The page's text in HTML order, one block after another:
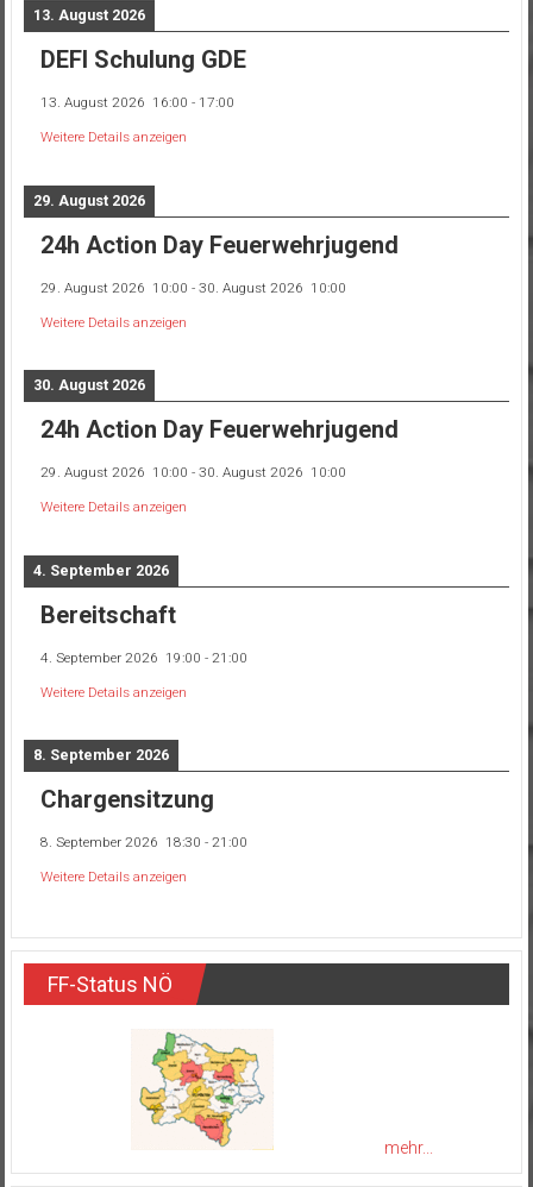
13. August 2026
DEFI Schulung GDE
13. August 2026 16:00 - 17:00
Weitere Details anzeigen
29. August 2026
24h Action Day Feuerwehrjugend
29. August 2026 10:00 - 30. August 2026 10:00
Weitere Details anzeigen
30. August 2026
24h Action Day Feuerwehrjugend
29. August 2026 10:00 - 30. August 2026 10:00
Weitere Details anzeigen
4. September 2026
Bereitschaft
4. September 2026 19:00 - 21:00
Weitere Details anzeigen
8. September 2026
Chargensitzung
8. September 2026 18:30 - 21:00
Weitere Details anzeigen
FF-Status NÖ
mehr...